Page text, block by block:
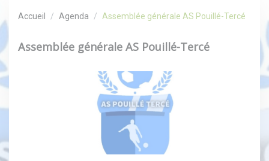
Accueil Agenda Assemblée générale AS Pouillé-Tercé
Assemblée générale AS Pouillé-Tercé